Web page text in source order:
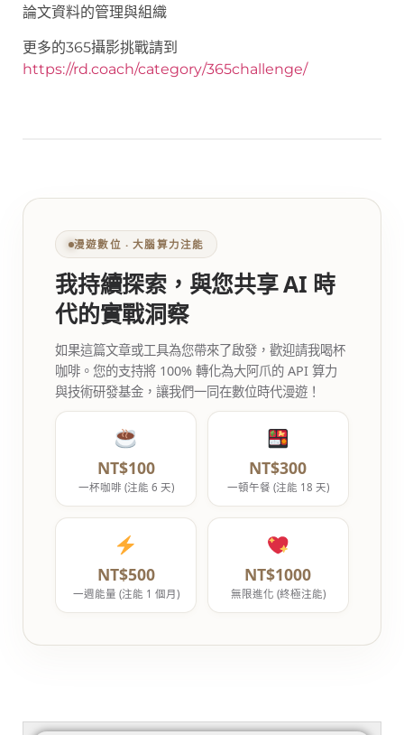
論文資料的管理與組織
更多的365攝影挑戰請到
https://rd.coach/category/365challenge/
漫遊數位 ‧ 大腦算力注能
我持續探索，與您共享 AI 時
代的實戰洞察
如果這篇文章或工具為您帶來了啟發，歡迎請我喝杯
咖啡。您的支持將 100% 轉化為大阿爪的 API 算力
與技術研發基金，讓我們一同在數位時代漫遊！
NT$100
一杯咖啡 (注能 6 天)
NT$300
一頓午餐 (注能 18 天)
NT$500
一週能量 (注能 1 個月)
NT$1000
無限進化 (終極注能)